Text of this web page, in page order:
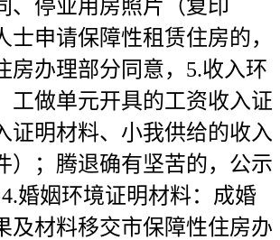
、停业用房照片（复印
士申请保障性租赁住房的，
房办理部分同意，5.收入环
工做单元开具的工资收入证
证明材料、小我供给的收入
）；腾退确有坚苦的，公示
婚姻环境证明材料：成婚
及材料移交市保障性住房办